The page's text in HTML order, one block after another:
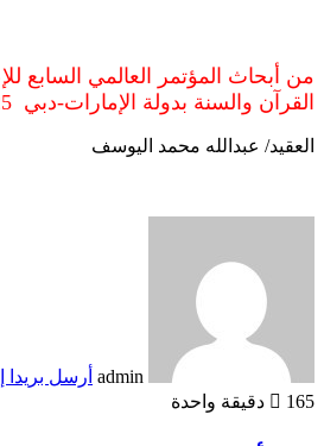
من أبحاث المؤتمر العالمي السابع
القرآن والسنة بدولة الإمارات-دبي 1425هـ – 2004م
العقيد/ عبدالله محمد اليوسف
admin أرسل بريدا
165
دقيقة واحدة